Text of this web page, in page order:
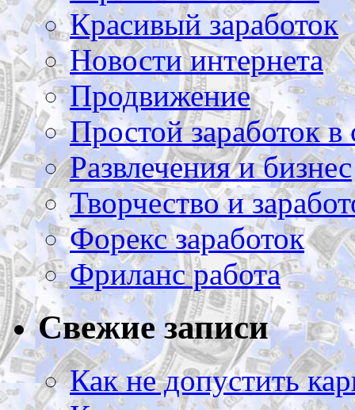
Красивый заработок
Новости интернета
Продвижение
Простой заработок в
Развлечения и бизнес
Творчество и
Форекс заработок
Фриланс работа
Свежие записи
Как не допустить